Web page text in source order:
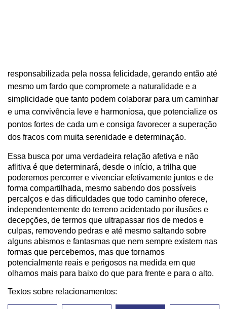
responsabilizada pela nossa felicidade, gerando então até
mesmo um fardo que compromete a naturalidade e a
simplicidade que tanto podem colaborar para um caminhar
e uma convivência leve e harmoniosa, que potencialize os
pontos fortes de cada um e consiga favorecer a superação
dos fracos com muita serenidade e determinação.
Essa busca por uma verdadeira relação afetiva e não
aflitiva é que determinará, desde o início, a trilha que
poderemos percorrer e vivenciar efetivamente juntos e de
forma compartilhada, mesmo sabendo dos possíveis
percalços e das dificuldades que todo caminho oferece,
independentemente do terreno acidentado por ilusões e
decepções, de termos que ultrapassar rios de medos e
culpas, removendo pedras e até mesmo saltando sobre
alguns abismos e fantasmas que nem sempre existem nas
formas que percebemos, mas que tornamos
potencialmente reais e perigosos na medida em que
olhamos mais para baixo do que para frente e para o alto.
Textos sobre relacionamentos: